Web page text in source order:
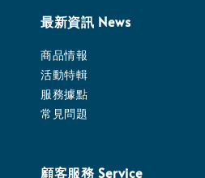
最新資訊 News
商品情報
活動特輯
服務據點
常見問題
顧客服務 Service